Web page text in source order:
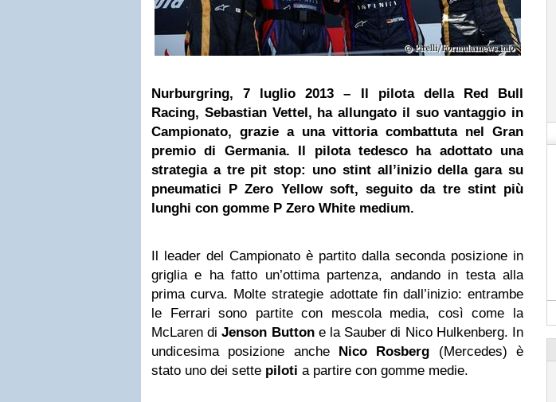
Nurburgring, 7 luglio 2013 – Il pilota della Red Bull
Racing, Sebastian Vettel, ha allungato il suo vantaggio in
Campionato, grazie a una vittoria combattuta nel Gran
premio di Germania. Il pilota tedesco ha adottato una
strategia a tre pit stop: uno stint all’inizio della gara su
pneumatici P Zero Yellow soft, seguito da tre stint più
lunghi con gomme P Zero White medium.
Il leader del Campionato è partito dalla seconda posizione in
griglia e ha fatto un’ottima partenza, andando in testa alla
prima curva. Molte strategie adottate fin dall’inizio: entrambe
le Ferrari sono partite con mescola media, così come la
McLaren diJenson Buttone la Sauber di Nico Hulkenberg. In
undicesima posizione anche Nico Rosberg (Mercedes) è
stato uno dei sette piloti a partire con gomme medie.